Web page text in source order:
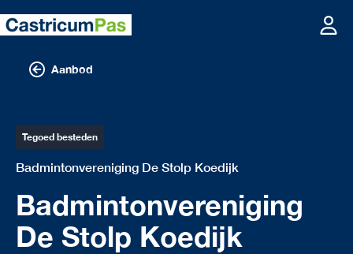
Aanbod
Tegoed besteden
Badmintonvereniging De Stolp Koedijk
Badmintonvereniging
De Stolp Koedijk